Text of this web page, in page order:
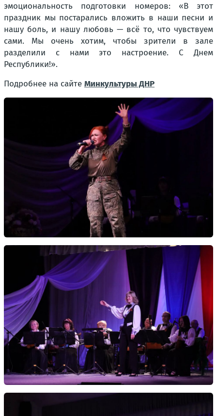
эмоциональность подготовки номеров: «В этот
праздник мы постарались вложить в наши песни и
нашу боль, и нашу любовь — всё то, что чувствуем
сами. Мы очень хотим, чтобы зрители в зале
разделили с нами это настроение. С Днем
Республики!».
Подробнее на сайте Минкультуры ДНР